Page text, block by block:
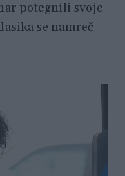
potegnili svoje
se namreč